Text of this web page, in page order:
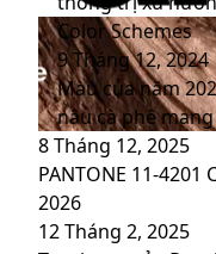
Color Schemes
9 Tháng 12, 2024
Màu của năm
nâu cà phê
8 Tháng 12, 2025
PANTONE 11-4201
2026
12 Tháng 2, 2025